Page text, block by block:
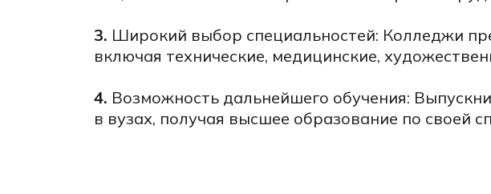
3. Широкий выбор специальностей: Колледжи
включая технические, медицинские,
4. Возможность дальнейшего обучения:
в вузах, получая высшее образование по своей